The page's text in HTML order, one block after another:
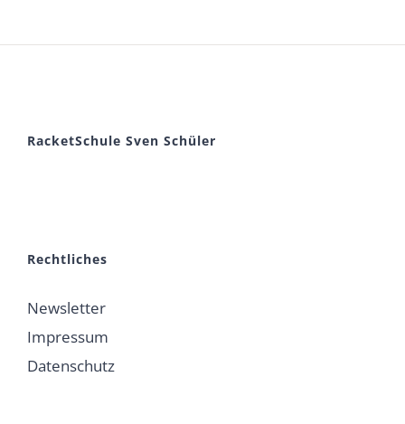
RacketSchule Sven Schüler
Rechtliches
Newsletter
Impressum
Datenschutz